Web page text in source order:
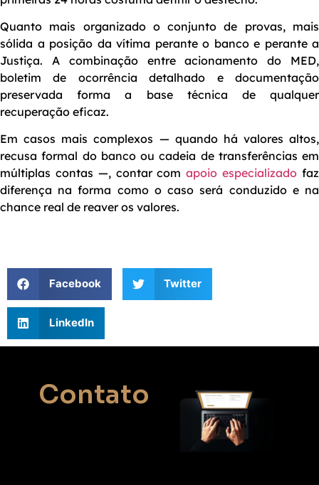
Quanto mais organizado o conjunto de provas, mais
sólida a posição da vítima perante o banco e perante a
Justiça. A combinação entre acionamento do MED,
boletim de ocorrência detalhado e documentação
preservada forma a base técnica de qualquer
recuperação eficaz.
Em casos mais complexos — quando há valores altos,
recusa formal do banco ou cadeia de transferências em
múltiplas contas —, contar comapoio especializado faz
diferença na forma como o caso será conduzido e na
chance real de reaver os valores.
Facebook Twitter
LinkedIn
Contato